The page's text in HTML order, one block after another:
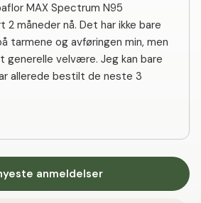
MAX Spectrum N95
2 måneder nå. Det har ikke bare
tarmene og avføringen min, men
generelle velvære. Jeg kan bare
allerede bestilt de neste 3
anmeldelser